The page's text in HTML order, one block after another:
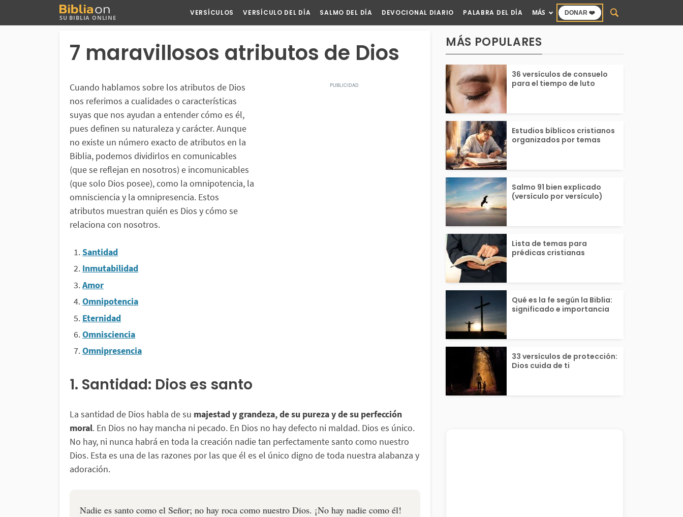
SU BIBLIA ONLINE
VERSÍCULOS VERSÍCULO DEL DÍA SALMO DEL DÍA DEVOCIONAL DIARIO PALABRA DEL DÍA MÁS DONAR ❤️
Buscar
7 maravillosos atributos de Dios
Cuando hablamos sobre los atributos de Dios
nos referimos a cualidades o características
suyas que nos ayudan a entender cómo es él,
pues definen su naturaleza y carácter. Aunque
no existe un número exacto de atributos en la
Biblia, podemos dividirlos en comunicables
(que se reflejan en nosotros) e incomunicables
(que solo Dios posee), como la omnipotencia, la
omnisciencia y la omnipresencia. Estos
atributos muestran quién es Dios y cómo se
relaciona con nosotros.
Santidad
Inmutabilidad
Amor
Omnipotencia
Eternidad
Omnisciencia
Omnipresencia
1. Santidad: Dios es santo
La santidad de Dios habla de su majestad y grandeza, de su pureza y de su perfección
moral. En Dios no hay mancha ni pecado. En Dios no hay defecto ni maldad. Dios es único.
No hay, ni nunca habrá en toda la creación nadie tan perfectamente santo como nuestro
Dios. Esta es una de las razones por las que él es el único digno de toda nuestra alabanza y
adoración.
Nadie es santo como el Señor; no hay roca como nuestro Dios. ¡No hay nadie como él!
MÁS POPULARES
36 versículos de consuelo
para el tiempo de luto
Estudios bíblicos cristianos
organizados por temas
Salmo 91 bien explicado
(versículo por versículo)
Lista de temas para
prédicas cristianas
Qué es la fe según la Biblia:
significado e importancia
33 versículos de protección:
Dios cuida de ti